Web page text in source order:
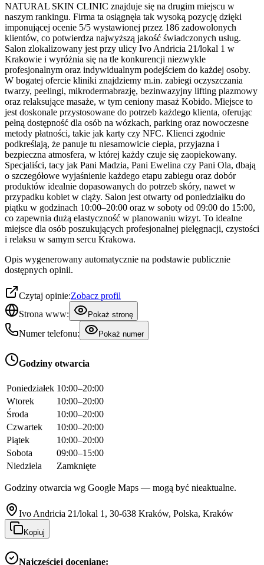
NATURAL SKIN CLINIC znajduje się na drugim miejscu w
naszym rankingu. Firma ta osiągnęła tak wysoką pozycję dzięki
imponującej ocenie 5/5 wystawionej przez 186 zadowolonych
klientów, co potwierdza najwyższą jakość świadczonych usług.
Salon zlokalizowany jest przy ulicy Ivo Andricia 21/lokal 1 w
Krakowie i wyróżnia się na tle konkurencji niezwykle
profesjonalnym oraz indywidualnym podejściem do każdej osoby.
W bogatej ofercie kliniki znajdziemy m.in. zabiegi oczyszczania
twarzy, peelingi, mikrodermabrazję, bezinwazyjny lifting plazmowy
oraz relaksujące masaże, w tym ceniony masaż Kobido. Miejsce to
jest doskonale przystosowane do potrzeb każdego klienta, oferując
pełną dostępność dla osób na wózkach, parking oraz nowoczesne
metody płatności, takie jak karty czy NFC. Klienci zgodnie
podkreślają, że panuje tu niesamowicie ciepła, przyjazna i
bezpieczna atmosfera, w której każdy czuje się zaopiekowany.
Specjaliści, tacy jak Pani Madzia, Pani Ewelina czy Pani Ola, dbają
o szczegółowe wyjaśnienie każdego etapu zabiegu oraz dobór
produktów idealnie dopasowanych do potrzeb skóry, nawet w
przypadku kobiet w ciąży. Salon jest otwarty od poniedziałku do
piątku w godzinach 10:00–20:00 oraz w soboty od 09:00 do 15:00,
co zapewnia dużą elastyczność w planowaniu wizyt. To idealne
miejsce dla osób poszukujących profesjonalnej pielęgnacji, czystości
i relaksu w samym sercu Krakowa.
Opis wygenerowany automatycznie na podstawie publicznie
dostępnych opinii.
Czytaj opinie:Zobacz profil
Strona www:
Pokaż stronę
Numer telefonu: Pokaż numer
Godziny otwarcia
Poniedziałek 10:00–20:00
Wtorek
10:00–20:00
Środa
10:00–20:00
Czwartek
10:00–20:00
Piątek
10:00–20:00
Sobota
09:00–15:00
Niedziela
Zamknięte
Godziny otwarcia wg Google Maps — mogą być nieaktualne.
Ivo Andricia 21/lokal 1, 30-638 Kraków, Polska, Kraków
Kopiuj
Najczęściej doceniane: